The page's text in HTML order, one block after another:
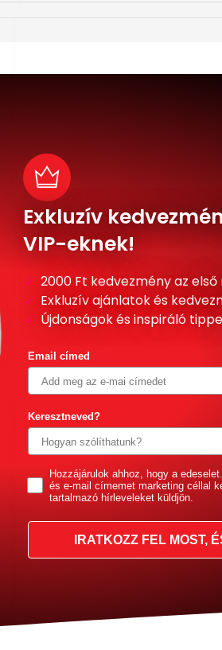
Exkluzív
VIP-eknek!
2000 Ft kedvezmény az
Exkluzív ajánlatok és
Újdonságok és inspiráló
Email címed
Keresztneved?
GDPRHozzájárulok ahhoz, hogy a
és e-mail címemet marketing céllal
tartalmazó hírleveleket küldjön.
IRATKOZZ FEL MOST,